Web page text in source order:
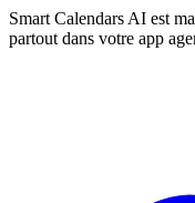
Smart Calendars AI est
partout dans votre app